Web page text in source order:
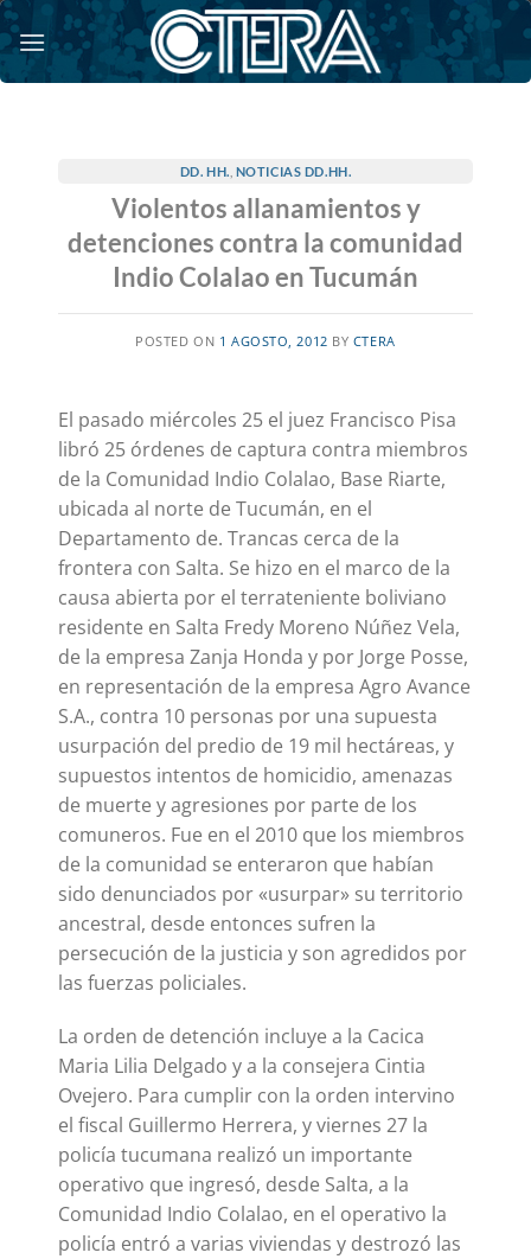
Saltar
al
contenido
DD. HH. NOTICIAS DD.HH.
Violentos allanamientos y
detenciones contra la comunidad
Indio Colalao en Tucumán
POSTED ON 1 AGOSTO, 2012 BY CTERA
El pasado miércoles 25 el juez Francisco Pisa
libró 25 órdenes de captura contra miembros
de la Comunidad Indio Colalao, Base Riarte,
ubicada al norte de Tucumán, en el
Departamento de. Trancas cerca de la
frontera con Salta. Se hizo en el marco de la
causa abierta por el terrateniente boliviano
residente en Salta Fredy Moreno Núñez Vela,
de la empresa Zanja Honda y por Jorge Posse,
en representación de la empresa Agro Avance
S.A., contra 10 personas por una supuesta
usurpación del predio de 19 mil hectáreas, y
supuestos intentos de homicidio, amenazas
de muerte y agresiones por parte de los
comuneros. Fue en el 2010 que los miembros
de la comunidad se enteraron que habían
sido denunciados por «usurpar» su territorio
ancestral, desde entonces sufren la
persecución de la justicia y son agredidos por
las fuerzas policiales.
La orden de detención incluye a la Cacica
Maria Lilia Delgado y a la consejera Cintia
Ovejero. Para cumplir con la orden intervino
el fiscal Guillermo Herrera, y viernes 27 la
policía tucumana realizó un importante
operativo que ingresó, desde Salta, a la
Comunidad Indio Colalao, en el operativo la
policía entró a varias viviendas y destrozó las